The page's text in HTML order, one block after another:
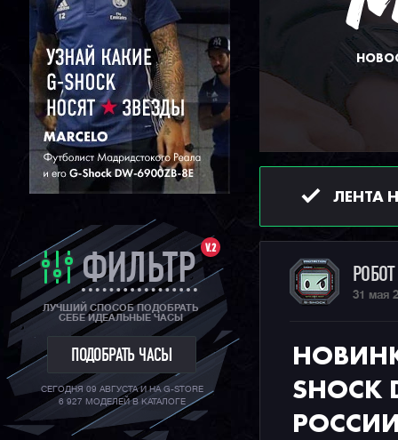
V.2
ФИЛЬТР
ЛУЧШИЙ СПОСОБ ПОДОБРАТЬ
СЕБЕ ИДЕАЛЬНЫЕ ЧАСЫ
ПОДОБРАТЬ ЧАСЫ
СЕГОДНЯ 09 АВГУСТА И НА G-STORE
6 927 МОДЕЛЕЙ В КАТАЛОГЕ
ЛЕНТА
31 мая